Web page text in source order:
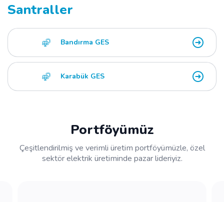
Santraller
Bandırma GES
Karabük GES
Portföyümüz
Çeşitlendirilmiş ve verimli üretim portföyümüzle, özel
sektör elektrik üretiminde pazar lideriyiz.